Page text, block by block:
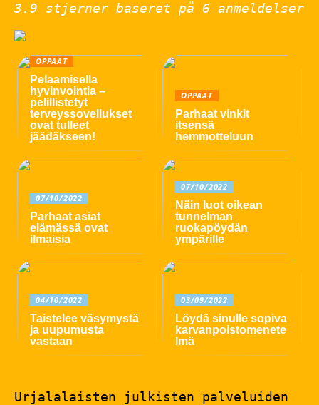
3.9 stjerner baseret på 6 anmeldelser
OPPAAT
Pelaamisella
hyvinvointia –
pelillistetyt
terveyssovellukset
ovat tulleet
jäädäkseen!
OPPAAT
Parhaat vinkit
itsensä
hemmotteluun
07/10/2022
Parhaat asiat
elämässä ovat
ilmaisia
07/10/2022
Näin luot oikean
tunnelman
ruokapöydän
ympärille
04/10/2022
Taistelee väsymystä
ja uupumusta
vastaan
03/09/2022
Löydä sinulle sopiva
karvanpoistomenete
lmä
Urjalalaisten julkisten palveluiden